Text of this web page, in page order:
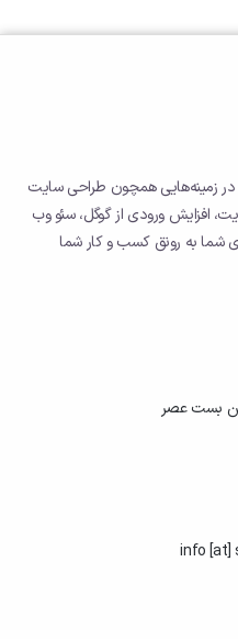
در زمینه‌هایی همچون طراحی سایت
افزایش ورودی از گوگل، سئو وب
شما به رونق کسب و کار شما
بن بست عصر